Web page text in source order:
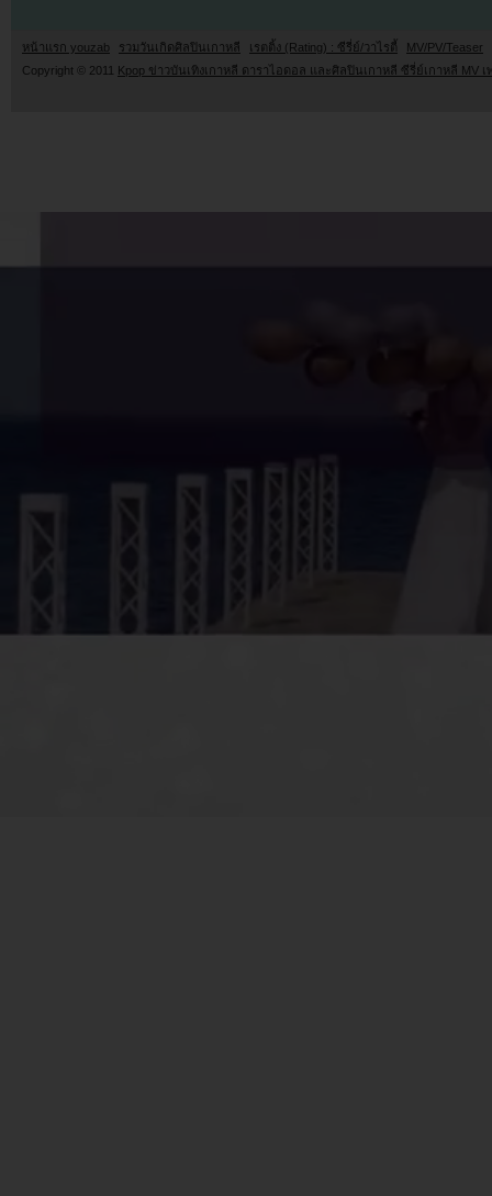
หน้าแรก youzab รวมวันเกิดศิลปินเกาหลี เรตติ้ง (Rating) : ซีรี่ย์/วาไรตี้
MV/PV/Teaser
Copyright © 2011 Kpop ข่าวบันเทิงเกาหลี ดาราไอดอล และศิลปินเกาหลี ซีรี่ย์เกาหลี MV